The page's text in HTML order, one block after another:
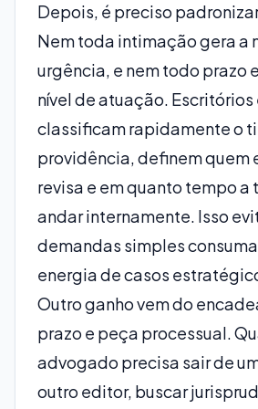
Depois, é preciso
Nem toda intimação gera a
urgência, e nem todo prazo
nível de atuação.
classificam rapidamente o
providência, definem quem
revisa e em quanto tempo a
andar internamente. Isso
demandas simples
energia de casos
Outro ganho vem do
prazo e peça processual.
advogado precisa sair de
outro editor, buscar